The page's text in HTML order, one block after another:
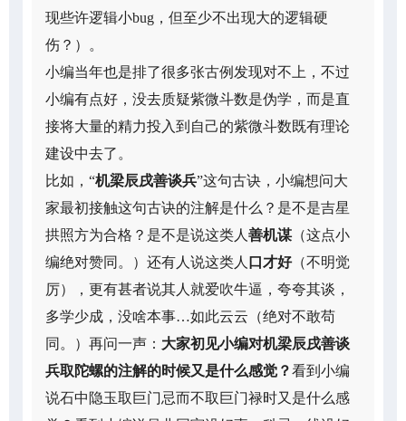
现些许逻辑小bug，但至少不出现大的逻辑硬
伤？）。
小编当年也是排了很多张古例发现对不上，不过
小编有点好，没去质疑紫微斗数是伪学，而是直
接将大量的精力投入到自己的紫微斗数既有理论
建设中去了。
比如，“机梁辰戌善谈兵”这句古诀，小编想问大
家最初接触这句古诀的注解是什么？是不是吉星
拱照方为合格？是不是说这类人 善机谋（这点小
编绝对赞同。）还有人说这类人 口才好（不明觉
厉），更有甚者说其人就爱吹牛逼，夸夸其谈，
多学少成，没啥本事…如此云云（绝对不敢苟
同。）再问一声： 大家初见小编对机梁辰戌善谈
兵取陀螺的注解的时候又是什么感觉？看到小编
说石中隐玉取巨门忌而不取巨门禄时又是什么感